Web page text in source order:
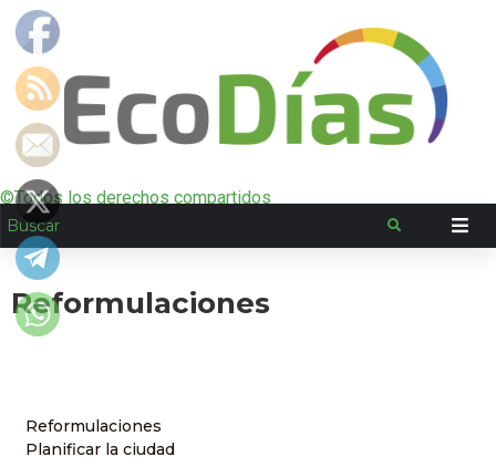
©Todos los derechos compartidos
Reformulaciones
Reformulaciones
Planificar la ciudad